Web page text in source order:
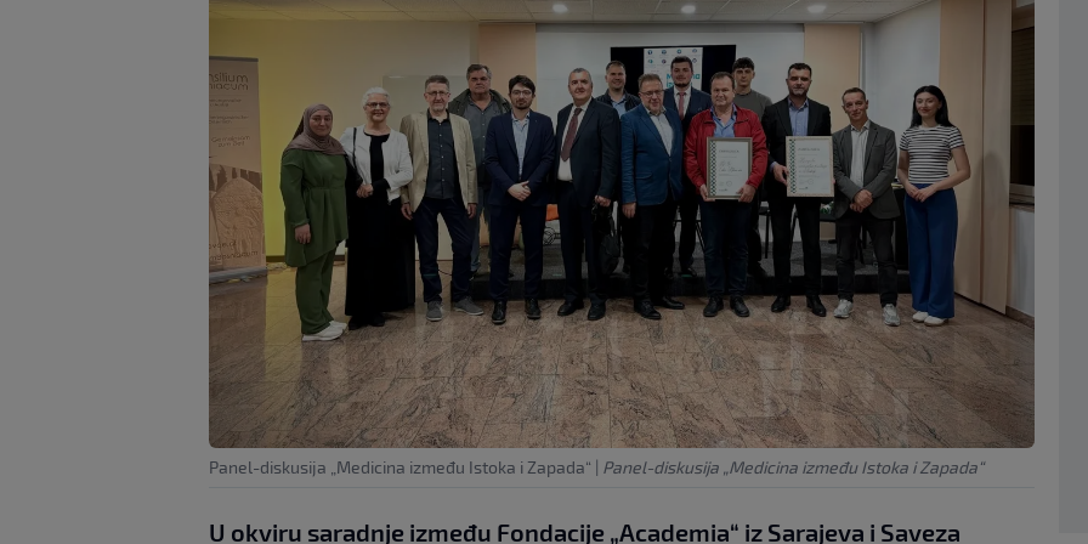
Panel-diskusija „Medicina između Istoka i Zapada“ | Panel-diskusija „Medicina između Istoka i Zapada“
U okviru saradnje između Fondacije „Academia“ iz Sarajeva i Saveza